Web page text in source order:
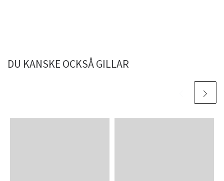
DU KANSKE OCKSÅ GILLAR